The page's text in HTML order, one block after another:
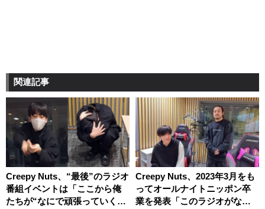
関連記事
Creepy Nuts、“最後”のラジオ
番組イベントは「ここから俺
たちが“なにで頑張っていく
Creepy Nuts、2023年3月をも
ってオールナイトニッポン卒
業を発表「このラジオがなか